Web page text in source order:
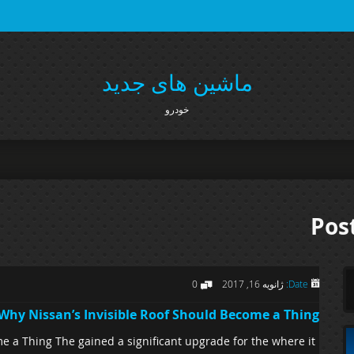
ماشین های جدید
خودرو
Date: ژانویه 16, 2017 0
Nissan’s Invisible Roof Should Become a Thing
a Thing The gained a significant upgrade for the where it